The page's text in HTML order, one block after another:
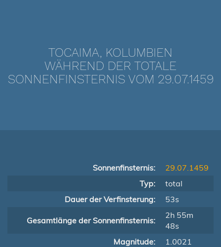
TOCAIMA, KOLUMBIEN
WÄHREND DER TOTALE
SONNENFINSTERNIS VOM 29.07.1459
Sonnenfinsternis:
29.07.1459
Typ:
total
Dauer der Verfinsterung:
53s
Gesamtlänge der Sonnenfinsternis:
2h 55m
48s
Magnitude:
1.0021